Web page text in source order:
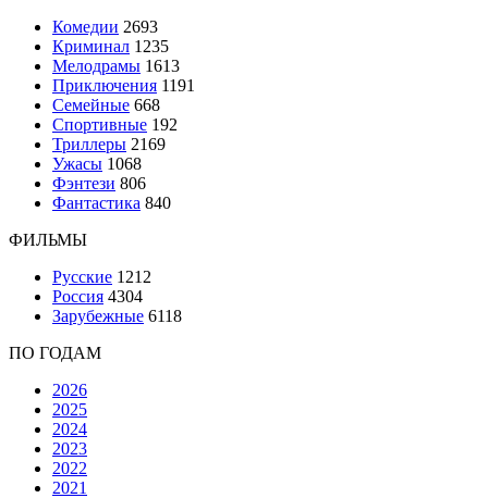
Комедии 2693
Криминал 1235
Мелодрамы 1613
Приключения 1191
Семейные 668
Спортивные 192
Триллеры 2169
Ужасы 1068
Фэнтези 806
Фантастика 840
ФИЛЬМЫ
Русские 1212
Россия 4304
Зарубежные 6118
ПО ГОДАМ
2026
2025
2024
2023
2022
2021